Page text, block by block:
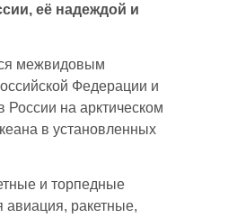
её надеждой и
межвидовым
Федерации и
на арктическом
в установленных
и торпедные
авиация, ракетные,